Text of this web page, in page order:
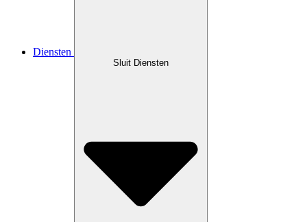
Diensten
Sluit Diensten